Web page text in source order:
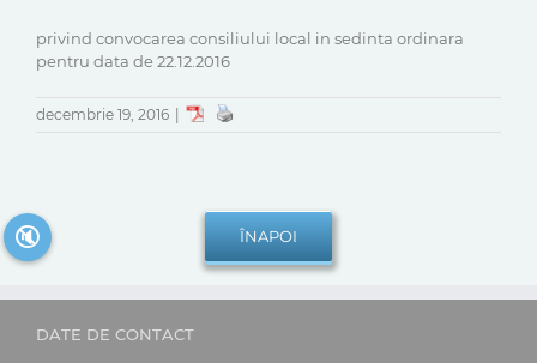
privind convocarea consiliului local in sedinta ordinara
pentru data de 22.12.2016
decembrie 19, 2016
DATE DE CONTACT
🔇